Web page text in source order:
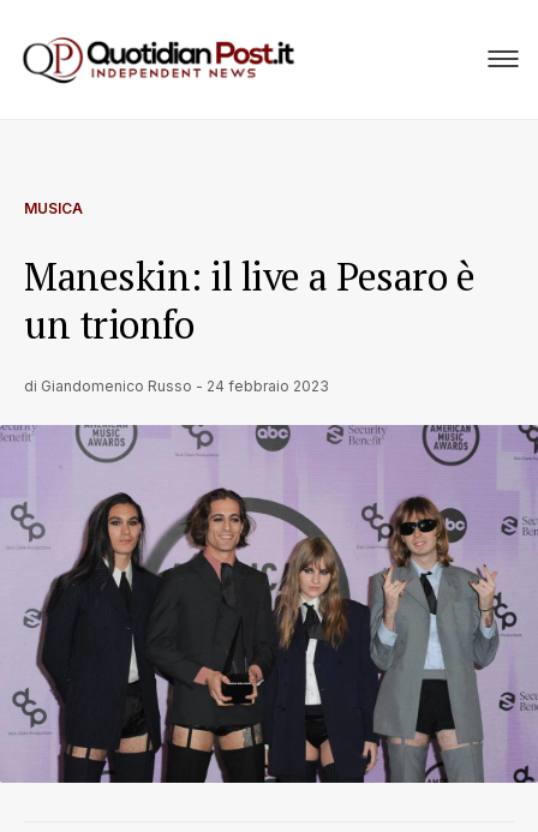
MUSICA
Maneskin: il live a Pesaro è
un trionfo
di Giandomenico Russo - 24 febbraio 2023